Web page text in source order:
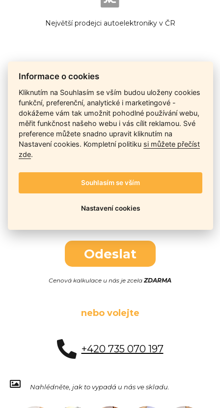
Největší prodejci autoelektroniky v ČR
Cena na dotaz
Ceny závisí na množství kusů skladem, dostupnosti náhrad,
výkonnosti a atypičnosti daného modelu. Pokusíme se
nabídnoutaktuálně nejlepší cenu, a Vy si vyberete, co je pro
Vás nejvýhodnější.
Odeslat
Cenová kalkulace u nás je zcelaZDARMA
nebo volejte
+420 735 070 197
Nahlédněte, jak to vypadá u nás ve skladu.
Informace o cookies
Kliknutím na Souhlasím se vším budou uloženy cookies
funkční, preferenční, analytické i marketingové -
dokážeme vám tak umožnit pohodlné používání webu,
měřit funkčnost našeho webu i vás cílit reklamou. Své
preference můžete snadno upravit kliknutím na
Nastavení cookies. Kompletní politiku si můžete přečíst
zde.
Souhlasím se vším
Nastavení cookies